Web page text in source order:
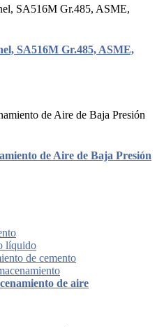
SA516M Gr.485, ASME,
de Aire de Baja Presión
líquido
de cemento
de aire